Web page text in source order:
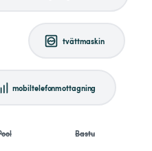
tvättmaskin
mobiltelefonmottagning
Bastu